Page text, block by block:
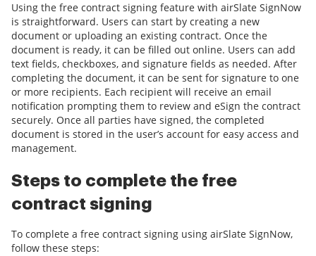
Using the free contract signing feature with airSlate SignNow
is straightforward. Users can start by creating a new
document or uploading an existing contract. Once the
document is ready, it can be filled out online. Users can add
text fields, checkboxes, and signature fields as needed. After
completing the document, it can be sent for signature to one
or more recipients. Each recipient will receive an email
notification prompting them to review and eSign the contract
securely. Once all parties have signed, the completed
document is stored in the user’s account for easy access and
management.
Steps to complete the free
contract signing
To complete a free contract signing using airSlate SignNow,
follow these steps: